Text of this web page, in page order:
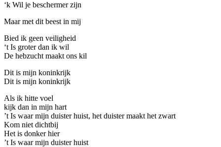
‘k Wil je beschermer zijn
Maar met dit beest in mij
Bied ik geen veiligheid
‘t Is groter dan ik wil
De hebzucht maakt ons kil
Dit is mijn koninkrijk
Dit is mijn koninkrijk
Als ik hitte voel
kijk dan in mijn hart
’t Is waar mijn duister huist, het duister maakt het zwart
Kom niet dichtbij
Het is donker hier
’t Is waar mijn duister huist